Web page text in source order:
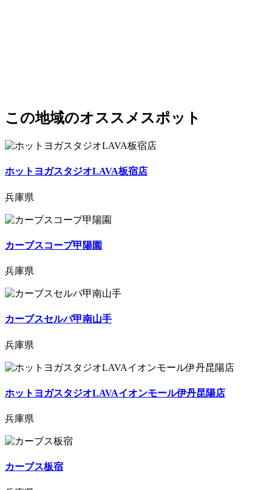
この地域のオススメスポット
ホットヨガスタジオLAVA板宿店
兵庫県
カーブスコープ甲陽園
兵庫県
カーブスセルバ甲南山手
兵庫県
ホットヨガスタジオLAVAイオンモール伊丹昆陽店
兵庫県
カーブス板宿